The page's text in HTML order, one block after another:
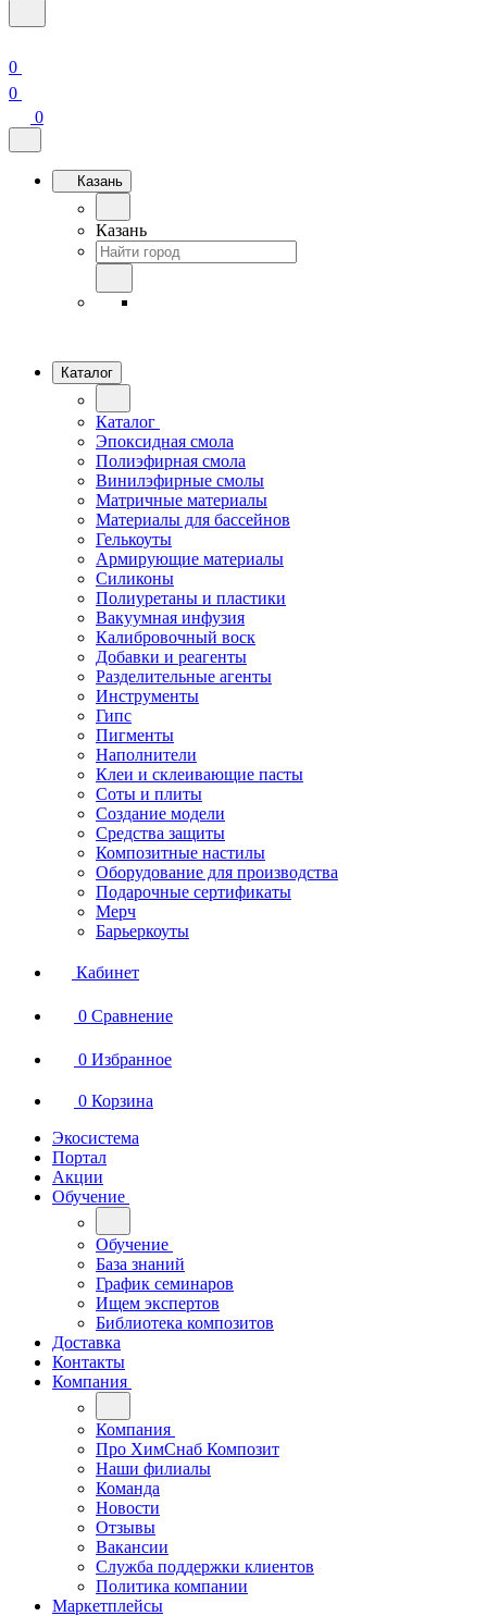
0
0
0
Казань
Казань
Каталог
Каталог
Эпоксидная смола
Полиэфирная смола
Винилэфирные смолы
Матричные материалы
Материалы для бассейнов
Гелькоуты
Армирующие материалы
Силиконы
Полиуретаны и пластики
Вакуумная инфузия
Калибровочный воск
Добавки и реагенты
Разделительные агенты
Инструменты
Гипс
Пигменты
Наполнители
Клеи и склеивающие пасты
Соты и плиты
Создание модели
Средства защиты
Композитные настилы
Оборудование для производства
Подарочные сертификаты
Мерч
Барьеркоуты
Кабинет
0 Сравнение
0 Избранное
0 Корзина
Экосистема
Портал
Акции
Обучение
Обучение
База знаний
График семинаров
Ищем экспертов
Библиотека композитов
Доставка
Контакты
Компания
Компания
Про ХимСнаб Композит
Наши филиалы
Команда
Новости
Отзывы
Вакансии
Служба поддержки клиентов
Политика компании
Маркетплейсы